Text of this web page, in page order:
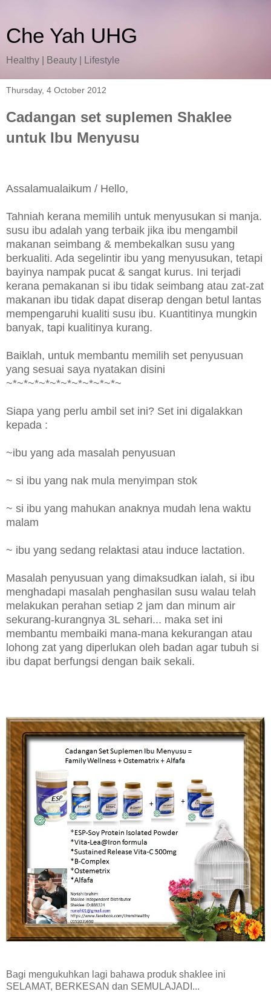
Che Yah UHG
Healthy | Beauty | Lifestyle
Thursday, 4 October 2012
Cadangan set suplemen Shaklee
untuk Ibu Menyusu
Assalamualaikum / Hello,
Tahniah kerana memilih untuk menyusukan si manja.
susu ibu adalah yang terbaik jika ibu mengambil
makanan seimbang & membekalkan susu yang
berkualiti. Ada segelintir ibu yang menyusukan, tetapi
bayinya nampak pucat & sangat kurus. Ini terjadi
kerana pemakanan si ibu tidak seimbang atau zat-zat
makanan ibu tidak dapat diserap dengan betul lantas
mempengaruhi kualiti susu ibu. Kuantitinya mungkin
banyak, tapi kualitinya kurang.
Baiklah, untuk membantu memilih set penyusuan
yang sesuai saya nyatakan disini
~*~*~*~*~*~*~*~*~*~*~
Siapa yang perlu ambil set ini? Set ini digalakkan
kepada :
~ibu yang ada masalah penyusuan
~ si ibu yang nak mula menyimpan stok
~ si ibu yang mahukan anaknya mudah lena waktu
malam
~ ibu yang sedang relaktasi atau induce lactation.
Masalah penyusuan yang dimaksudkan ialah, si ibu
menghadapi masalah penghasilan susu walau telah
melakukan perahan setiap 2 jam dan minum air
sekurang-kurangnya 3L sehari... maka set ini
membantu membaiki mana-mana kekurangan atau
lohong zat yang diperlukan oleh badan agar tubuh si
ibu dapat berfungsi dengan baik sekali.
Bagi mengukuhkan lagi bahawa produk shaklee ini
SELAMAT, BERKESAN dan SEMULAJADI...